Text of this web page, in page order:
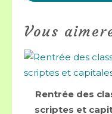
Vous
Rentrée des
scriptes et